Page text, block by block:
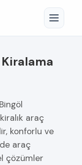
araç
konforlu ve
araç
çözümler